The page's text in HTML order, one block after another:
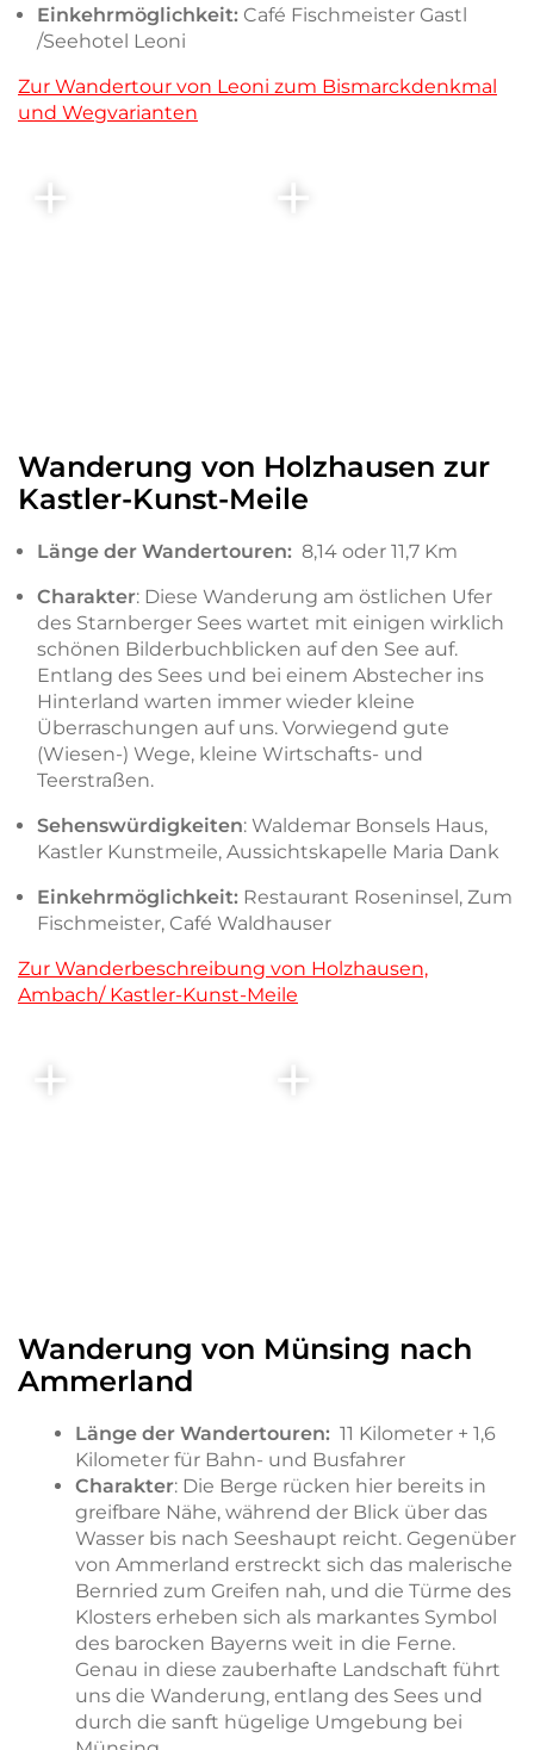
Einkehrmöglichkeit: Café Fischmeister Gastl
/Seehotel Leoni
Zur Wandertour von Leoni zum Bismarckdenkmal
und Wegvarianten
Wanderung von Holzhausen zur
Kastler-Kunst-Meile
Länge der Wandertouren: 8,14 oder 11,7 Km
Charakter: Diese Wanderung am östlichen Ufer
des Starnberger Sees wartet mit einigen wirklich
schönen Bilderbuchblicken auf den See auf.
Entlang des Sees und bei einem Abstecher ins
Hinterland warten immer wieder kleine
Überraschungen auf uns. Vorwiegend gute
(Wiesen-) Wege, kleine Wirtschafts- und
Teerstraßen.
Sehenswürdigkeiten: Waldemar Bonsels Haus,
Kastler Kunstmeile, Aussichtskapelle Maria Dank
Einkehrmöglichkeit: Restaurant Roseninsel, Zum
Fischmeister, Café Waldhauser
Zur Wanderbeschreibung von Holzhausen,
Ambach/ Kastler-Kunst-Meile
Wanderung von Münsing nach
Ammerland
Länge der Wandertouren: 11 Kilometer + 1,6
Kilometer für Bahn- und Busfahrer
Charakter: Die Berge rücken hier bereits in
greifbare Nähe, während der Blick über das
Wasser bis nach Seeshaupt reicht. Gegenüber
von Ammerland erstreckt sich das malerische
Bernried zum Greifen nah, und die Türme des
Klosters erheben sich als markantes Symbol
des barocken Bayerns weit in die Ferne.
Genau in diese zauberhafte Landschaft führt
uns die Wanderung, entlang des Sees und
durch die sanft hügelige Umgebung bei